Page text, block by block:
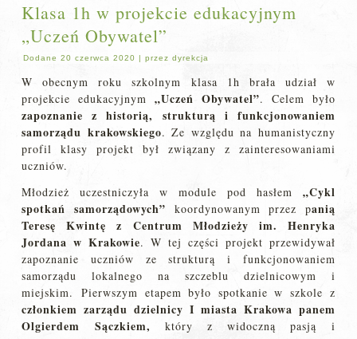
Klasa 1h w projekcie edukacyjnym
„Uczeń Obywatel”
Dodane 20 czerwca 2020 |przez dyrekcja
W obecnym roku szkolnym klasa 1h brała udział w
projekcie edukacyjnym„Uczeń Obywatel”. Celem było
zapoznanie z historią, strukturą i funkcjonowaniem
samorządu krakowskiego. Ze względu na humanistyczny
profil klasy projekt był związany z zainteresowaniami
uczniów.
Młodzież uczestniczyła w module pod hasłem „Cykl
spotkań samorządowych” koordynowanym przez panią
Teresę Kwintę z Centrum Młodzieży im. Henryka
Jordana w Krakowie. W tej części projekt przewidywał
zapoznanie uczniów ze strukturą i funkcjonowaniem
samorządu lokalnego na szczeblu dzielnicowym i
miejskim. Pierwszym etapem było spotkanie w szkole z
członkiem zarządu dzielnicy I miasta Krakowa panem
Olgierdem Sączkiem, który z widoczną pasją i